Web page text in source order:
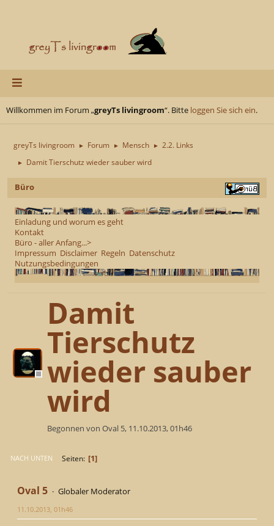
Willkommen im Forum „greyTs livingroom“. Bitte loggen Sie sich ein.
greyTs livingroom ► Forum ► Mensch ► 2.2. Links
► Damit Tierschutz wieder sauber wird
Büro
Einladung und worum es geht
Kontakt
Büro - aller Anfang...>
Impressum Disclaimer Regeln Datenschutz
Nutzungsbedingungen
Damit
Tierschutz
wieder sauber
wird
Begonnen von Oval 5, 11.10.2013, 01h46
NACH UNTEN Seiten 1
Oval 5 Globaler Moderator
11.10.2013, 01h46